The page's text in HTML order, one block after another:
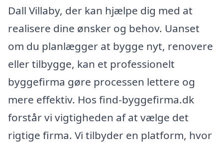
Dall Villaby, der kan hjælpe dig med at
realisere dine ønsker og behov. Uanset
om du planlægger at bygge nyt, renovere
eller tilbygge, kan et professionelt
byggefirma gøre processen lettere og
mere effektiv. Hos find-byggefirma.dk
forstår vi vigtigheden af at vælge det
rigtige firma. Vi tilbyder en platform, hvor